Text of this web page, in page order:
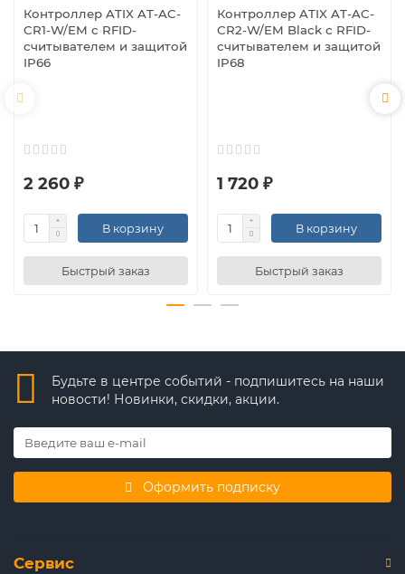
Контроллер ATIX AT-AC-
CR1-W/EM с RFID-
считывателем и защитой
IP66
2 260 ₽
В корзину
Быстрый заказ
Контроллер ATIX AT-AC-
CR2-W/EM Black с RFID-
считывателем и защитой
IP68
1 720 ₽
В корзину
Быстрый заказ
Будьте в центре событий - подпишитесь на наши
новости! Новинки, скидки, акции.
Оформить подписку
Сервис